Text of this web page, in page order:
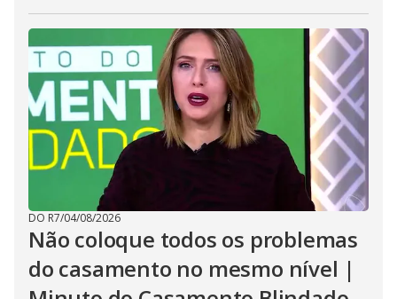
DO R7/04/08/2026
Não coloque todos os problemas
do casamento no mesmo nível |